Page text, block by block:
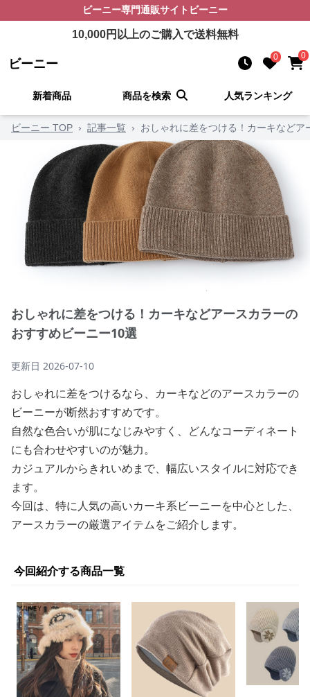
ビーニー専門通販サイト ビーニー
10,000円以上のご購入で送料無料
ビーニー 0 0
新着商品 商品を検索 人気ランキング
ビーニー TOP › 記事一覧 › おしゃれに差をつける！カーキなど
おしゃれに差をつける！カーキなどアースカラーの
おすすめビーニー10選
更新日 2026-07-10
おしゃれに差をつけるなら、カーキなどのアースカラーの
ビーニーが断然おすすめです。
自然な色合いが肌になじみやすく、どんなコーディネート
にも合わせやすいのが魅力。
カジュアルからきれいめまで、幅広いスタイルに対応でき
ます。
今回は、特に人気の高いカーキ系ビーニーを中心とした、
アースカラーの厳選アイテムをご紹介します。
今回紹介する商品一覧